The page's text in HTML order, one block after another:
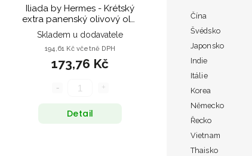
Čína
Švédsko
Japonsko
Indie
Itálie
Korea
Německo
Řecko
Vietnam
Thaisko
Iliada by Hermes - Krétský
extra panenský olivový olej
- 0,5l
Skladem u dodavatele
194,61 Kč včetně DPH
173,76 Kč
Detail